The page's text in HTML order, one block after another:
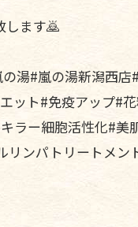
します🙇
湯#嵐の湯新潟西店
ット#免疫アップ#
ラー細胞活性化#美
リンパトリートメン